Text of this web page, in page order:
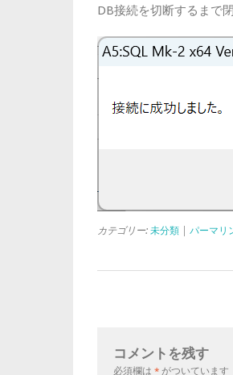
DB接続を切断するまで
カテゴリー: 未分類 パーマリ
コメントを残す
必須欄は * がついています